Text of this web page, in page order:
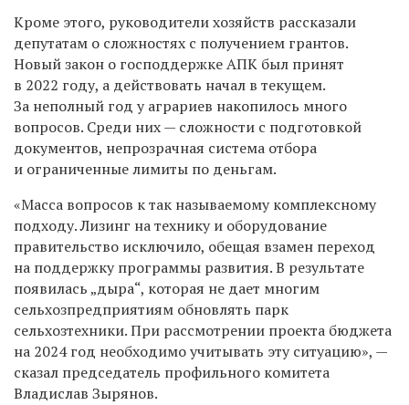
Кроме этого, руководители хозяйств рассказали
депутатам о сложностях с получением грантов.
Новый закон о господдержке АПК был принят
в 2022 году, а действовать начал в текущем.
За неполный год у аграриев накопилось много
вопросов. Среди них — сложности с подготовкой
документов, непрозрачная система отбора
и ограниченные лимиты по деньгам.
«Масса вопросов к так называемому комплексному
подходу. Лизинг на технику и оборудование
правительство исключило, обещая взамен переход
на поддержку программы развития. В результате
появилась „дыра“, которая не дает многим
сельхозпредприятиям обновлять парк
сельхозтехники. При рассмотрении проекта бюджета
на 2024 год необходимо учитывать эту ситуацию», —
сказал председатель профильного комитета
Владислав Зырянов.